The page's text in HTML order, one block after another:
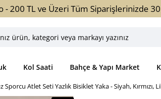
- 200 TL ve Üzeri Tüm Siparişlerinizde
Kol Saati Bahçe & Yapı Market
Sporcu Atlet Seti Yazlık Bisiklet Yaka - Siyah, Kırmızı,